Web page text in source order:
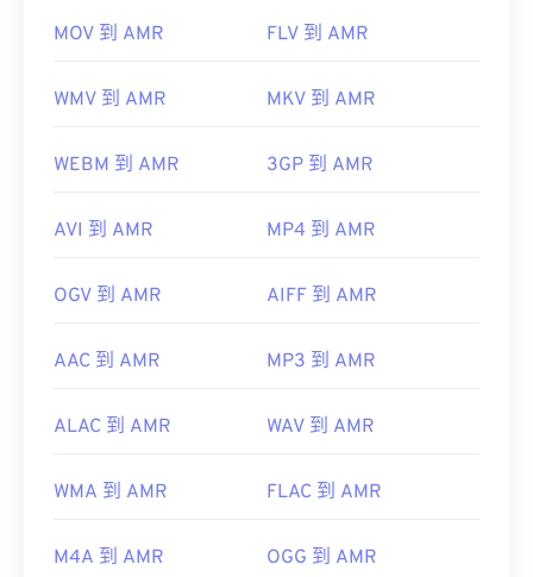
MOV 到 AMR FLV 到 AMR
WMV 到 AMR MKV 到 AMR
WEBM 到 AMR 3GP 到 AMR
AVI 到 AMR MP4 到 AMR
OGV 到 AMR AIFF 到 AMR
AAC 到 AMR MP3 到 AMR
ALAC 到 AMR WAV 到 AMR
WMA 到 AMR FLAC 到 AMR
M4A 到 AMR OGG 到 AMR